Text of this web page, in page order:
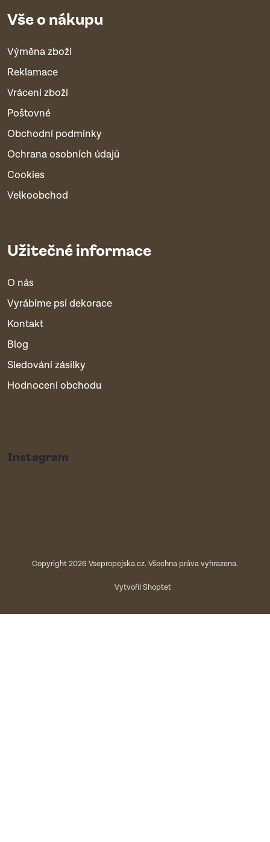
Vše o nákupu
Výměna zboží
Reklamace
Vrácení zboží
Poštovné
Obchodní podmínky
Ochrana osobních údajů
Cookies
Velkoobchod
Užitečné informace
O nás
Vyrábíme psí dekorace
Kontakt
Blog
Sledování zásilky
Hodnocení obchodu
Instagram
Vytvořil Shoptet
Copyright 2026 Vsepropejska.cz. Všechna práva vyhrazena.